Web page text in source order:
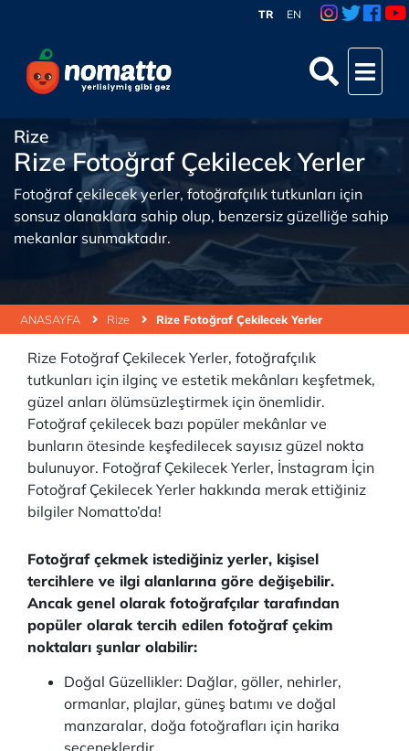
TR EN
ANASAYFA Rize Rize Fotoğraf Çekilecek Yerler
Rize
Rize Fotoğraf Çekilecek Yerler
Fotoğraf çekilecek yerler, fotoğrafçılık tutkunları için
sonsuz olanaklara sahip olup, benzersiz güzelliğe sahip
mekanlar sunmaktadır.
Rize Fotoğraf Çekilecek Yerler, fotoğrafçılık
tutkunları için ilginç ve estetik mekânları keşfetmek,
güzel anları ölümsüzleştirmek için önemlidir.
Fotoğraf çekilecek bazı popüler mekânlar ve
bunların ötesinde keşfedilecek sayısız güzel nokta
bulunuyor. Fotoğraf Çekilecek Yerler, İnstagram İçin
Fotoğraf Çekilecek Yerler hakkında merak ettiğiniz
bilgiler Nomatto’da!
Fotoğraf çekmek istediğiniz yerler, kişisel
tercihlere ve ilgi alanlarına göre değişebilir.
Ancak genel olarak fotoğrafçılar tarafından
popüler olarak tercih edilen fotoğraf çekim
noktaları şunlar olabilir:
Doğal Güzellikler: Dağlar, göller, nehirler,
ormanlar, plajlar, güneş batımı ve doğal
manzaralar, doğa fotoğrafları için harika
seçeneklerdir.